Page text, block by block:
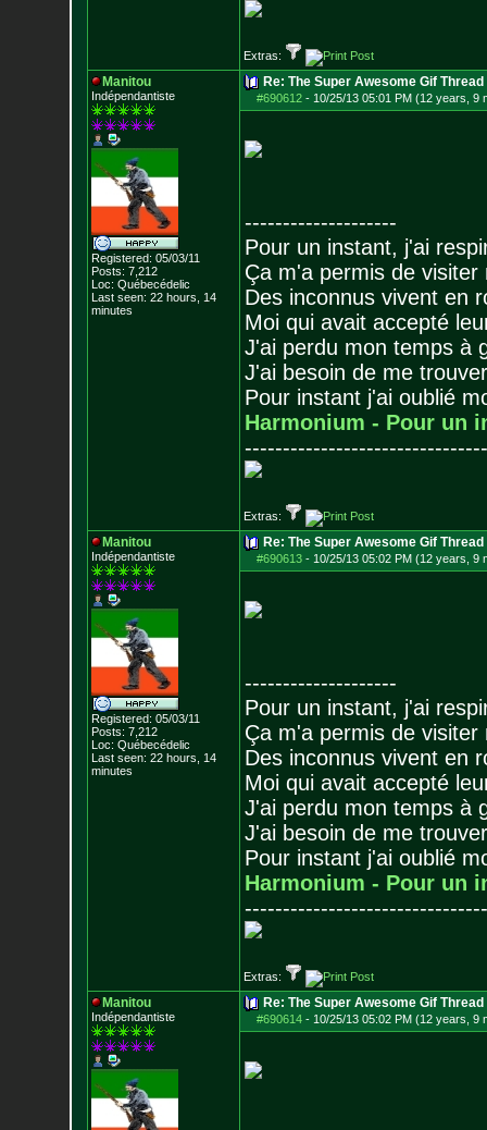
Extras:
Manitou
Indépendantiste
Registered: 05/03/11
Posts: 7,212
Loc: Québecédelic
Last seen: 22 hours, 14
minutes
Re: The Super Awesome Gif Thread
#690612- 10/25/13 05:01 PM (12 years, 9
--------------------
Pour un instant, j'ai
Ça m'a permis de visiter
Des inconnus vivent en
Moi qui avait accepté
J'ai perdu mon temps à
J'ai besoin de me
Pour instant j'ai oublié
Harmonium - Pour un
--------------------------------
Extras:
Manitou
Indépendantiste
Registered: 05/03/11
Posts: 7,212
Loc: Québecédelic
Last seen: 22 hours, 14
minutes
Re: The Super Awesome Gif Thread
#690613- 10/25/13 05:02 PM (12 years, 9
--------------------
Pour un instant, j'ai
Ça m'a permis de visiter
Des inconnus vivent en
Moi qui avait accepté
J'ai perdu mon temps à
J'ai besoin de me
Pour instant j'ai oublié
Harmonium - Pour un
--------------------------------
Extras:
Manitou
Indépendantiste
Re: The Super Awesome Gif Thread
#690614- 10/25/13 05:02 PM (12 years, 9